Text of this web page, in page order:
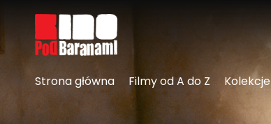
Linki ułatwień dostępu
Strona główna Filmy od A do Z Kolekcje